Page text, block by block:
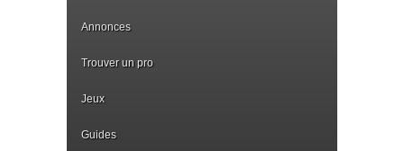
Annonces
Trouver un pro
Jeux
Guides